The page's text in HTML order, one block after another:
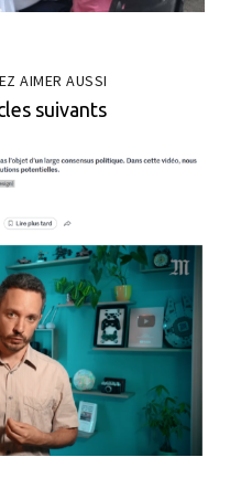
AIMER AUSSI
suivants